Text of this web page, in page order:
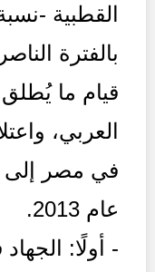
القطبية -
بالفترة
قيام ما يُطلق
العربي،
عام 2013.
- أولًا: